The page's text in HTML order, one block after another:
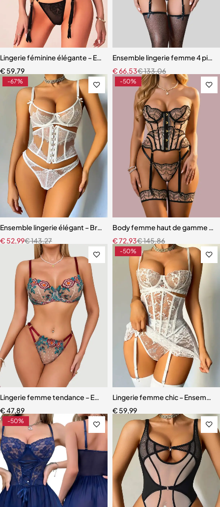
Lingerie féminine élégante – Ensemble léopard avec détails en
€ 59,79
Ensemble lingerie femme 4
€133,06
€66,53
-67%
Ensemble lingerie élégant – Bretelles réglables et dentelle raffinée
€143,27
€ 52,99
-50%
Body femme haut de gamme –
€145,86
€72,93
Lingerie femme tendance – Ensemble deux pièces en maille légère
€47,89
-50%
Lingerie femme chic –
€ 59,99
-50%